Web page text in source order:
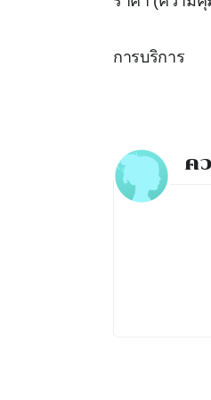
การบริการ
ค